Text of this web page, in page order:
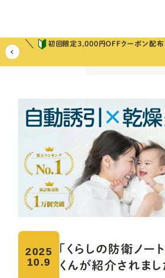
初回限定3,000円OFFクーポン配布
ホーム
2025
10.9
「くらしの防衛ノー
くんが紹介されまし